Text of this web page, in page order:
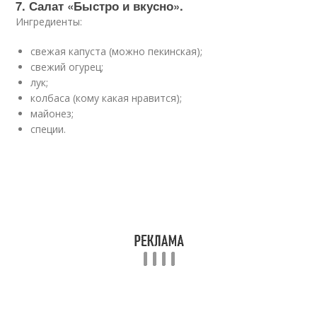
7. Салат «Быстро и вкусно».
Ингредиенты:
свежая капуста (можно пекинская);
свежий огурец;
лук;
колбаса (кому какая нравится);
майонез;
специи.